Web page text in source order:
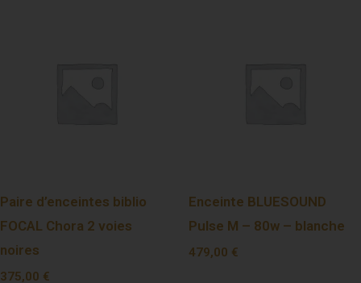
Paire d’enceintes biblio
FOCAL Chora 2 voies
noires
375,00 €
Enceinte BLUESOUND
Pulse M – 80w – blanche
479,00 €